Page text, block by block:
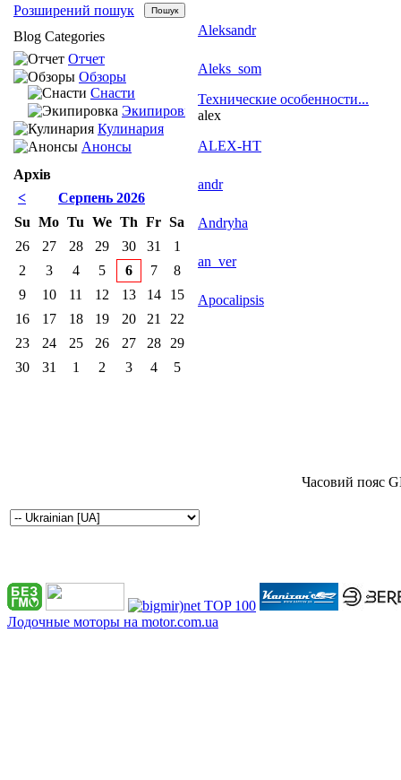
Aleksandr
Aleks_som
Технические особенности...
alex
ALEX-HT
andr
Andryha
an_ver
Apocalipsis
Розширений пошук
Blog Categories
Отчет
Обзоры
Снасти
Экипировка
Кулинария
Анонсы
Архів
<
Серпень 2026
Su Mo Tu We Th Fr Sa
26
27 28 29 30 31
1
2
3 4 5 6 7
8
9
10 11 12 13 14
15
16
17 18 19 20 21
22
23
24 25 26 27 28
29
30
31 1 2 3 4 5
Часовий пояс
Лодочные моторы на motor.com.ua